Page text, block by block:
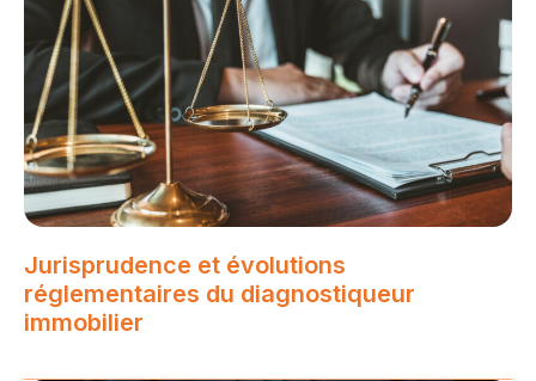
Jurisprudence et évolutions
réglementaires du diagnostiqueur
immobilier